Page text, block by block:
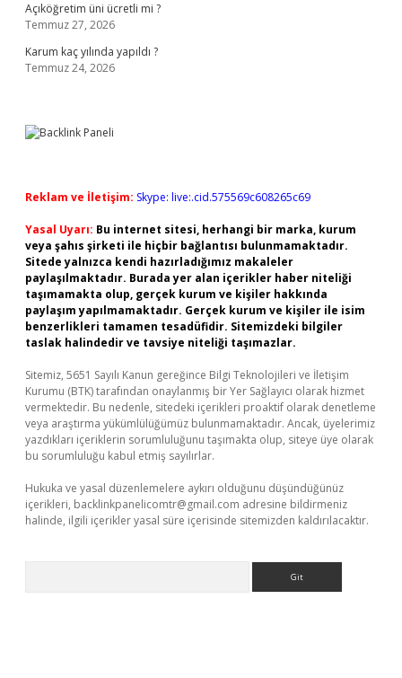
Açıköğretim üni ücretli mi ?
Temmuz 27, 2026
Karum kaç yılında yapıldı ?
Temmuz 24, 2026
Reklam ve İletişim: Skype: live:.cid.575569c608265c69
Yasal Uyarı: Bu internet sitesi, herhangi bir marka, kurum
veya şahıs şirketi ile hiçbir bağlantısı bulunmamaktadır.
Sitede yalnızca kendi hazırladığımız makaleler
paylaşılmaktadır. Burada yer alan içerikler haber niteliği
taşımamakta olup, gerçek kurum ve kişiler hakkında
paylaşım yapılmamaktadır. Gerçek kurum ve kişiler ile isim
benzerlikleri tamamen tesadüfidir. Sitemizdeki bilgiler
taslak halindedir ve tavsiye niteliği taşımazlar.
Sitemiz, 5651 Sayılı Kanun gereğince Bilgi Teknolojileri ve İletişim
Kurumu (BTK) tarafından onaylanmış bir Yer Sağlayıcı olarak hizmet
vermektedir. Bu nedenle, sitedeki içerikleri proaktif olarak denetleme
veya araştırma yükümlülüğümüz bulunmamaktadır. Ancak, üyelerimiz
yazdıkları içeriklerin sorumluluğunu taşımakta olup, siteye üye olarak
bu sorumluluğu kabul etmiş sayılırlar.
Hukuka ve yasal düzenlemelere aykırı olduğunu düşündüğünüz
içerikleri, backlinkpanelicomtr@gmail.com adresine bildirmeniz
halinde, ilgili içerikler yasal süre içerisinde sitemizden kaldırılacaktır.